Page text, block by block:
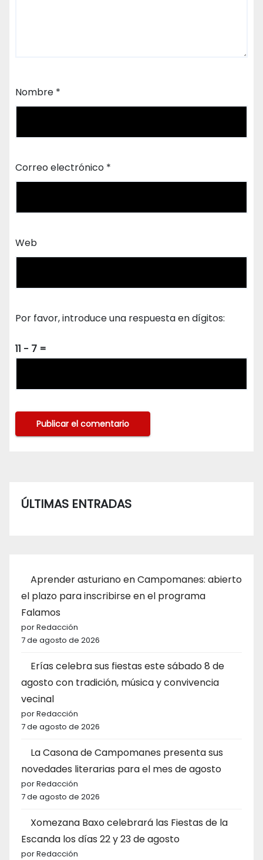
Nombre *
Correo electrónico *
Web
Por favor, introduce una respuesta en dígitos:
11 − 7 =
ÚLTIMAS ENTRADAS
Aprender asturiano en Campomanes: abierto
el plazo para inscribirse en el programa
Falamos
por Redacción
7 de agosto de 2026
Erías celebra sus fiestas este sábado 8 de
agosto con tradición, música y convivencia
vecinal
por Redacción
7 de agosto de 2026
La Casona de Campomanes presenta sus
novedades literarias para el mes de agosto
por Redacción
7 de agosto de 2026
Xomezana Baxo celebrará las Fiestas de la
Escanda los días 22 y 23 de agosto
por Redacción